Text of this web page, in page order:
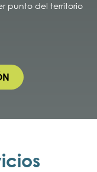
punto del territorio